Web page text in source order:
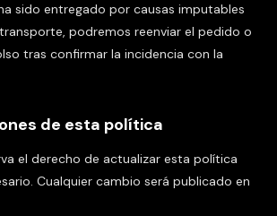
sido entregado por causas imputables
podremos reenviar el pedido o
tras confirmar la incidencia con la
de esta política
el derecho de actualizar esta política
Cualquier cambio será publicado en